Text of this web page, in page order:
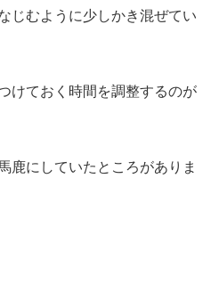
じむように少しかき混ぜてい
けておく時間を調整するのが
鹿にしていたところがありま